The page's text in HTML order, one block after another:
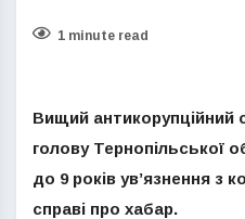
1 minute read
Вищий антикорупційний
голову Тернопільської
до 9 років ув’язнення з
справі про хабар.